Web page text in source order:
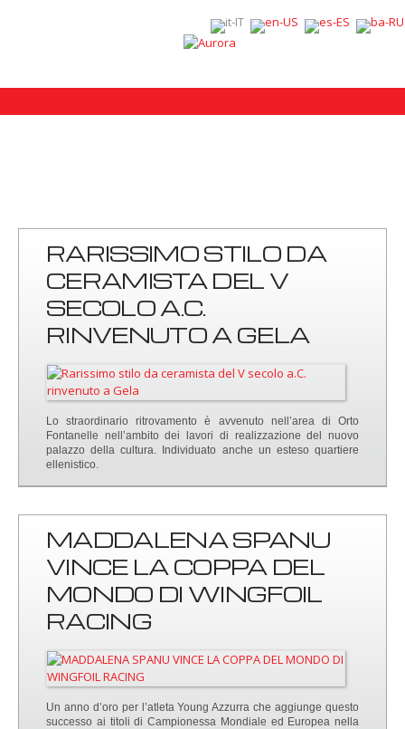
RARISSIMO STILO DA
CERAMISTA DEL V
SECOLO A.C.
RINVENUTO A GELA
Lo straordinario ritrovamento è avvenuto nell’area di Orto
Fontanelle nell’ambito dei lavori di realizzazione del nuovo
palazzo della cultura. Individuato anche un esteso quartiere
ellenistico.
MADDALENA SPANU
VINCE LA COPPA DEL
MONDO DI WINGFOIL
RACING
Un anno d’oro per l’atleta Young Azzurra che aggiunge questo
successo ai titoli di Campionessa Mondiale ed Europea nella